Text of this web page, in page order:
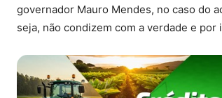
governador Mauro Mendes, no caso do
seja, não condizem com a verdade e